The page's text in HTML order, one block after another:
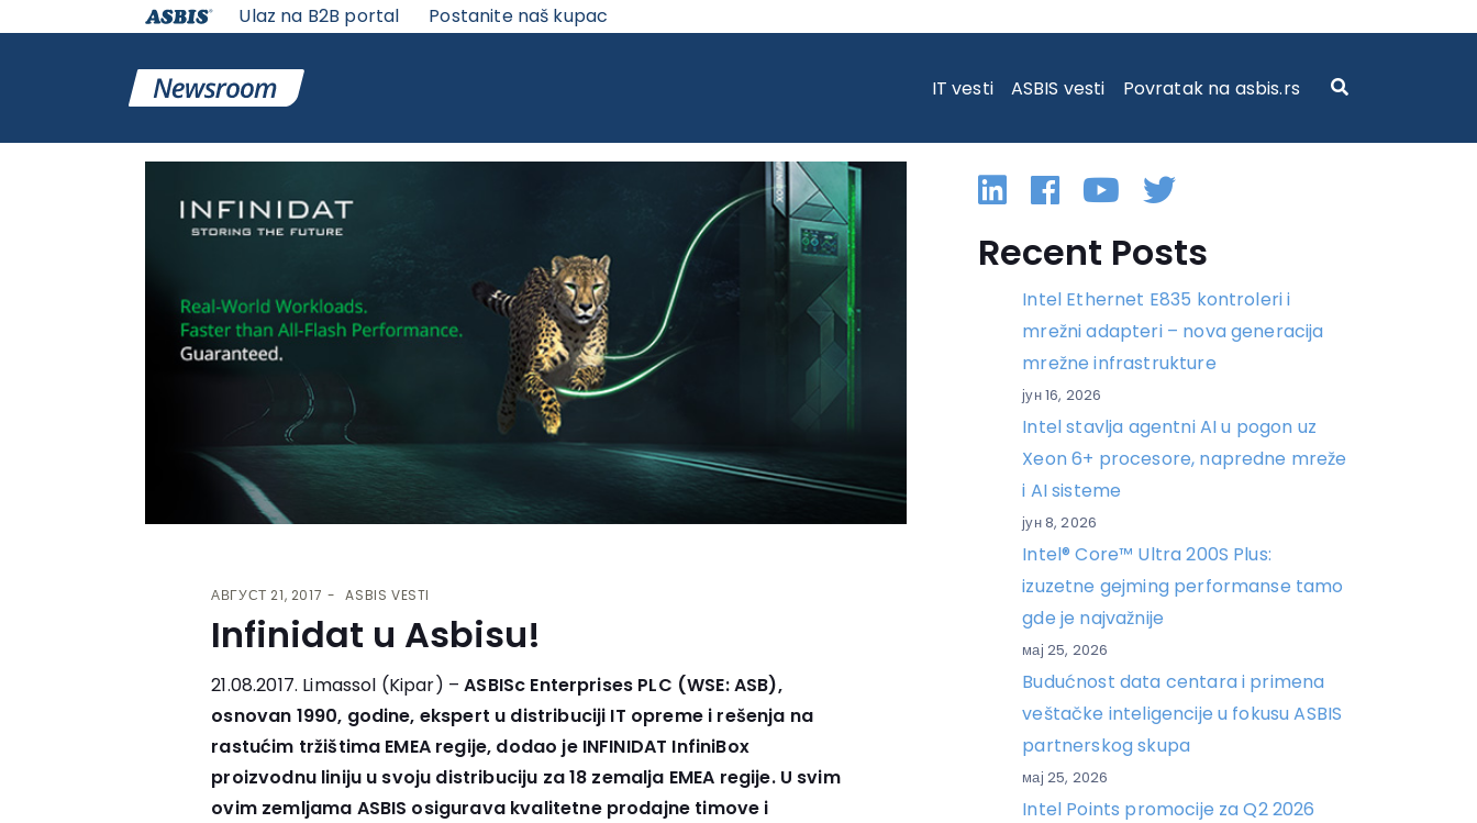
Ulaz na B2B portal Postanite naš kupac
IT vesti ASBIS vesti Povratak na asbis.rs
АВГУСТ 21, 2017 ASBIS VESTI
Infinidat u Asbisu!
21.08.2017. Limassol (Kipar) –ASBISc Enterprises PLC (WSE: ASB),
osnovan 1990, godine, ekspert u distribuciji IT opreme i rešenja na
rastućim tržištima EMEA regije, dodao je INFINIDAT InfiniBox
proizvodnu liniju u svoju distribuciju za 18 zemalja EMEA regije. U svim
ovim zemljama ASBIS osigurava kvalitetne prodajne timove i
Linkedin
Facebook
YouTube
Twitter
Recent Posts
Intel Ethernet E835 kontroleri i
mrežni adapteri – nova generacija
mrežne infrastrukture
јун 16, 2026
Intel stavlja agentni AI u pogon uz
Xeon 6+ procesore, napredne mreže
i AI sisteme
јун 8, 2026
Intel® Core™ Ultra 200S Plus:
izuzetne gejming performanse tamo
gde je najvažnije
мај 25, 2026
Budućnost data centara i primena
veštačke inteligencije u fokusu ASBIS
partnerskog skupa
мај 25, 2026
Intel Points promocije za Q2 2026